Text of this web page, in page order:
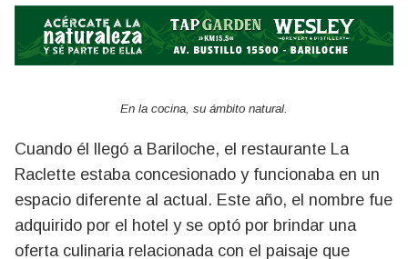
En la cocina, su ámbito natural.
Cuando él llegó a Bariloche, el restaurante La
Raclette estaba concesionado y funcionaba en un
espacio diferente al actual. Este año, el nombre fue
adquirido por el hotel y se optó por brindar una
oferta culinaria relacionada con el paisaje que